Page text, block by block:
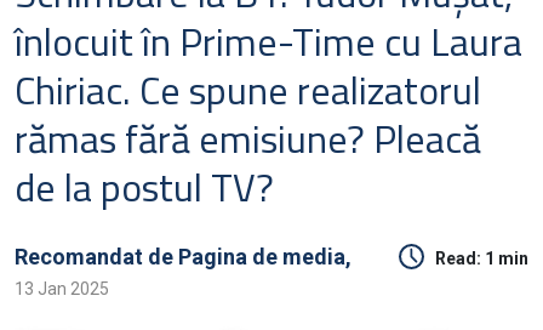
înlocuit în Prime-Time cu Laura
Chiriac. Ce spune realizatorul
rămas fără emisiune? Pleacă
de la postul TV?
Recomandat de Pagina de media, Read: 1 min
13 Jan 2025